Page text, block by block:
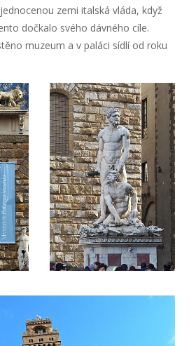
zemi italská vláda, když
dočkalo svého dávného cíle.
muzeum a v paláci sídlí od roku